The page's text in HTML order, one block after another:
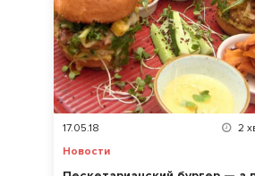
17.05.18 2
Новости